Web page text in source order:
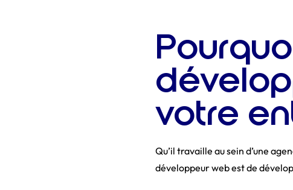
votre
Qu’il travaille au sein d’une
développeur web est de